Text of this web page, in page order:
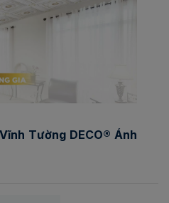
Tường DECO® Ánh